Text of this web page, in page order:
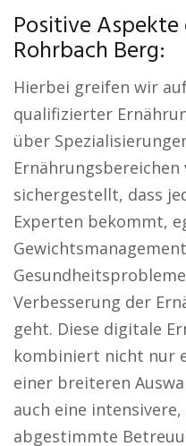
Positive Aspekte
Rohrbach Berg:
Hierbei greifen wir
qualifizierter
über
sichergestellt, dass
Experten bekommt,
Verbesserung der
geht. Diese digitale
kombiniert nicht nur
einer breiteren
auch eine
abgestimmte